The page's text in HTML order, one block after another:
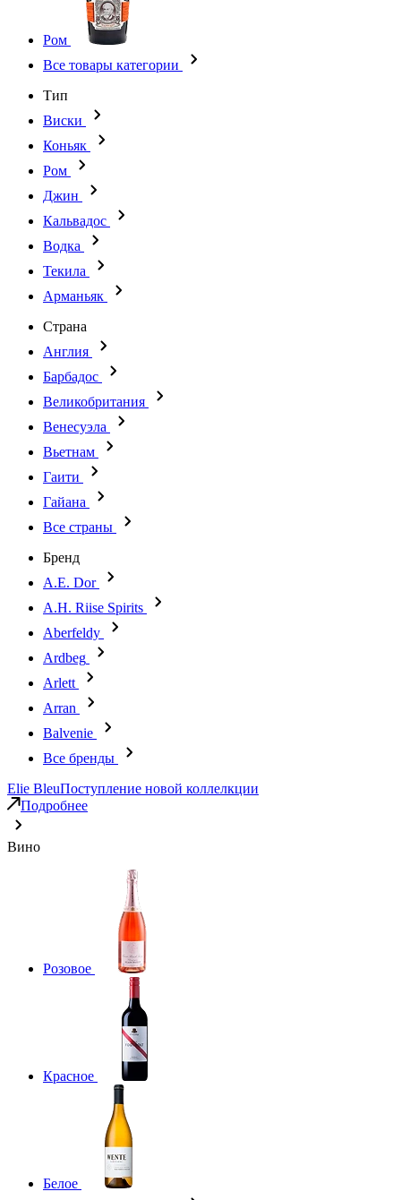
Ром
Все товары категории
Тип
Виски
Коньяк
Ром
Джин
Кальвадос
Водка
Текила
Арманьяк
Страна
Англия
Барбадос
Великобритания
Венесуэла
Вьетнам
Гаити
Гайана
Все страны
Бренд
A.E. Dor
A.H. Riise Spirits
Aberfeldy
Ardbeg
Arlett
Arran
Balvenie
Все бренды
Elie BleuПоступление новой коллелкции
Подробнее
Вино
Розовое
Красное
Белое